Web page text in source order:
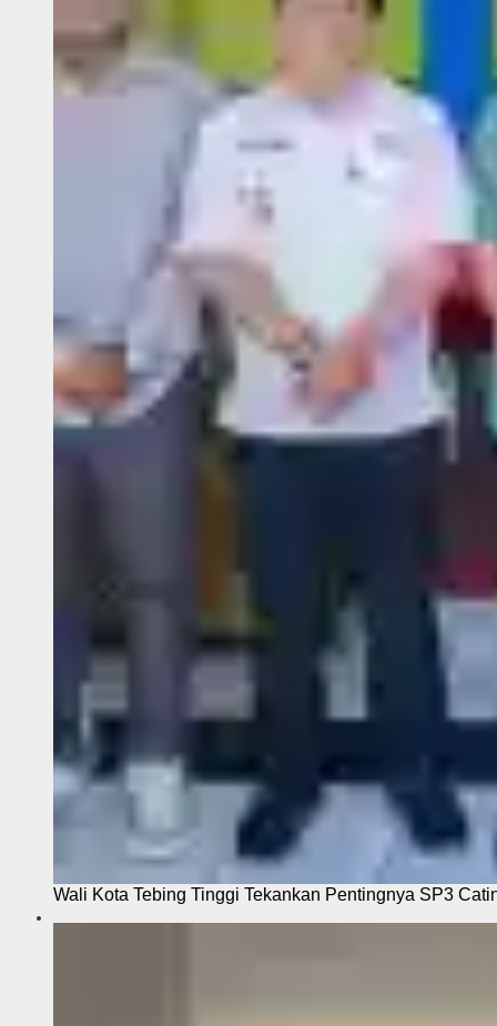
Wali Kota Tebing Tinggi Tekankan Pentingnya SP3